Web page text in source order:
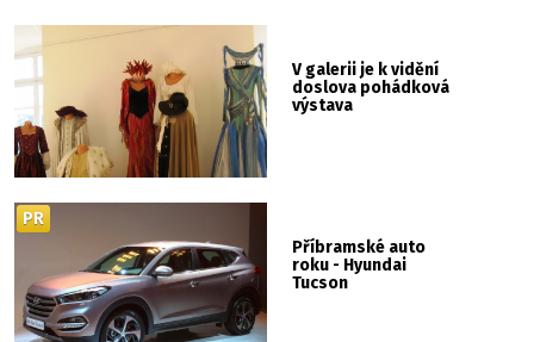
V galerii je k vidění
doslova pohádková
výstava
Příbramské auto
roku - Hyundai
Tucson
PR